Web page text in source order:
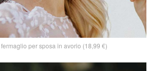
per sposa in avorio (18,99 €)